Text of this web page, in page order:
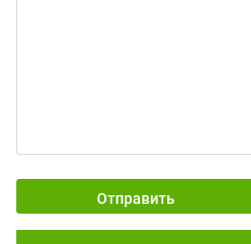
Отправить